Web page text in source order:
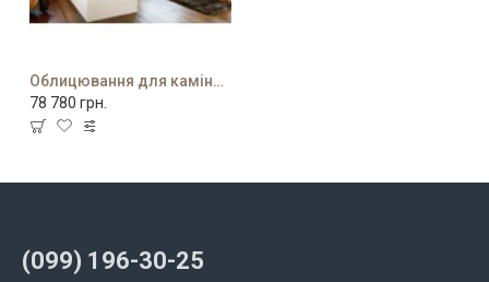
Облицювання для каміна Aberdeen
78 780 грн.
(099) 196-30-25